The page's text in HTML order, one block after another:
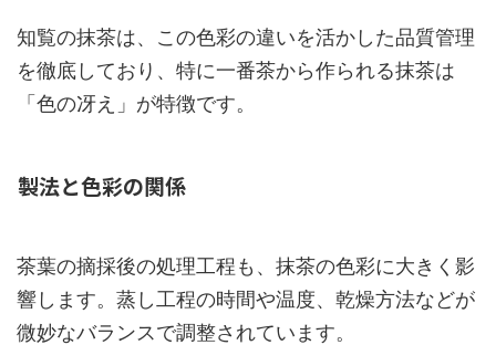
知覧の抹茶は、この色彩の違いを活かした品質管理
を徹底しており、特に一番茶から作られる抹茶は
「色の冴え」が特徴です。
製法と色彩の関係
茶葉の摘採後の処理工程も、抹茶の色彩に大きく影
響します。蒸し工程の時間や温度、乾燥方法などが
微妙なバランスで調整されています。